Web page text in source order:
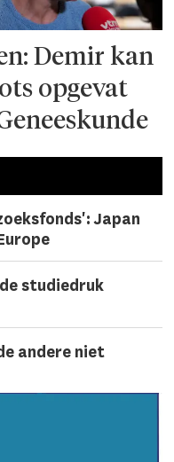
Demir kan
opgevat
Japan
studiedruk
andere niet